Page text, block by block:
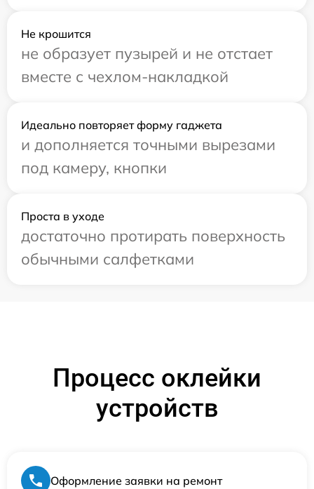
Не крошится
не образует пузырей и не отстает
вместе с чехлом-накладкой
Идеально повторяет форму гаджета
и дополняется точными вырезами
под камеру, кнопки
Проста в уходе
достаточно протирать поверхность
обычными салфетками
Процесс оклейки
устройств
Оформление заявки на ремонт